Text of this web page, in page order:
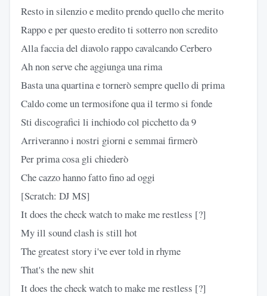
Resto in silenzio e medito prendo quello che merito
Rappo e per questo eredito ti sotterro non scredito
Alla faccia del diavolo rappo cavalcando Cerbero
Ah non serve che aggiunga una rima
Basta una quartina e tornerò sempre quello di prima
Caldo come un termosifone qua il termo si fonde
Sti discografici li inchiodo col picchetto da 9
Arriveranno i nostri giorni e semmai firmerò
Per prima cosa gli chiederò
Che cazzo hanno fatto fino ad oggi
[Scratch: DJ MS]
It does the check watch to make me restless [?]
My ill sound clash is still hot
The greatest story i've ever told in rhyme
That's the new shit
It does the check watch to make me restless [?]